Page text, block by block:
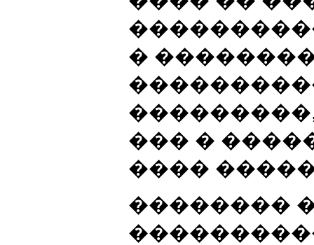
�
��� �
����
��������